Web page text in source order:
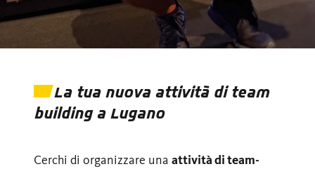
La tua nuova attività di team
building a Lugano
Cerchi di organizzare una attività di team-